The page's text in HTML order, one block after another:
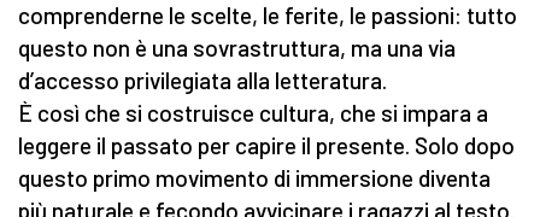
comprenderne le scelte, le ferite, le passioni: tutto
questo non è una sovrastruttura, ma una via
d’accesso privilegiata alla letteratura.
È così che si costruisce cultura, che si impara a
leggere il passato per capire il presente. Solo dopo
questo primo movimento di immersione diventa
più naturale e fecondo avvicinare i ragazzi al testo.